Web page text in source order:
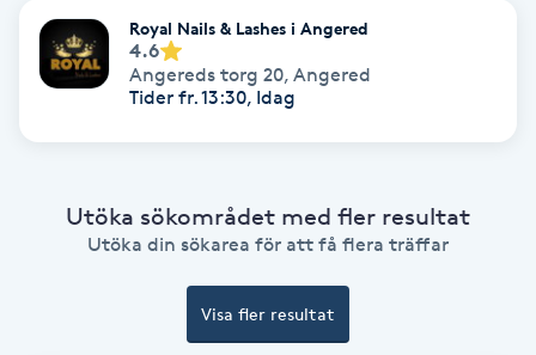
Ansiktsbehandling djuprengörande
Bambumassage
Royal Nails & Lashes i Angered
4.6
Angereds torg 20, Angered
Tider fr. 13:30, Idag
Utöka sökområdet med fler resultat
Utöka din sökarea för att få flera träffar
Visa fler resultat